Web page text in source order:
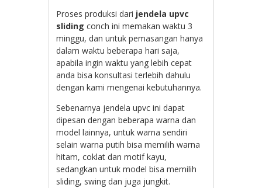
Proses produksi dari jendela upvc
sliding conch ini memakan waktu 3
minggu, dan untuk pemasangan hanya
dalam waktu beberapa hari saja,
apabila ingin waktu yang lebih cepat
anda bisa konsultasi terlebih dahulu
dengan kami mengenai kebutuhannya.
Sebenarnya jendela upvc ini dapat
dipesan dengan beberapa warna dan
model lainnya, untuk warna sendiri
selain warna putih bisa memilih warna
hitam, coklat dan motif kayu,
sedangkan untuk model bisa memilih
sliding, swing dan juga jungkit.